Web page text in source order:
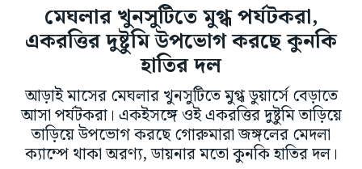
মেঘলার খুনসুটিতে মুগ্ধ পর্যটকরা,
একরত্তির দুষ্টুমি উপভোগ করছে কুনকি
হাতির দল
আড়াই মাসের মেঘলার খুনসুটিতে মুগ্ধ ডুয়ার্সে বেড়াতে
আসা পর্যটকরা। একইসঙ্গে ওই একরত্তির দুষ্টুমি তাড়িয়ে
তাড়িয়ে উপভোগ করছে গোরুমারা জঙ্গলের মেদলা
ক্যাম্পে থাকা অরণ্য, ডায়নার মতো কুনকি হাতির দল।